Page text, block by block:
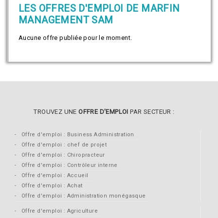
LES OFFRES D'EMPLOI DE MARFIN
MANAGEMENT SAM
Aucune offre publiée pour le moment.
TROUVEZ UNEOFFRE D'EMPLOI PAR SECTEUR :
Offre d'emploi : Business Administration
Offre d'emploi : chef de projet
Offre d'emploi : Chiropracteur
Offre d'emploi : Contrôleur interne
Offre d'emploi : Accueil
Offre d'emploi : Achat
Offre d'emploi : Administration monégasque
Offre d'emploi : Agriculture